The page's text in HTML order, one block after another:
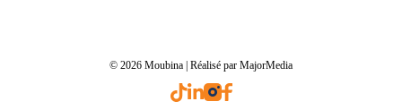
© 2026 Moubina | Réalisé par MajorMedia